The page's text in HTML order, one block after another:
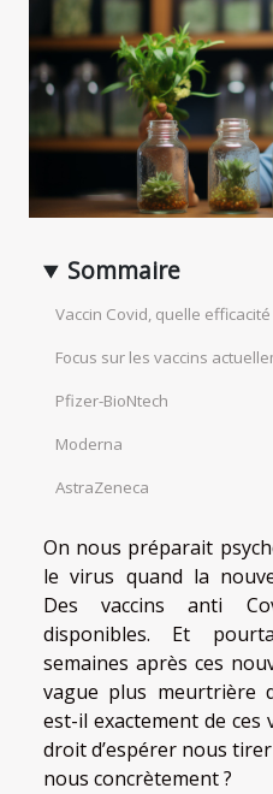
Sommaire
Vaccin Covid, quelle efficacité
Focus sur les vaccins
Pfizer-BioNtech
Moderna
AstraZeneca
On nous préparait
le virus quand la
Des vaccins anti
disponibles. Et
semaines après ces
vague plus meurtrière
est-il exactement de ces
droit d’espérer nous
nous concrètement ?